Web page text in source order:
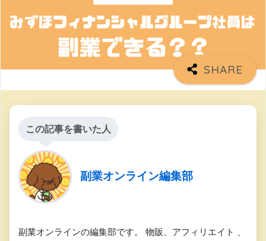
この記事を書いた人
副業オンライン編集部
副業オンラインの編集部です。 物販、アフィリエイト 、